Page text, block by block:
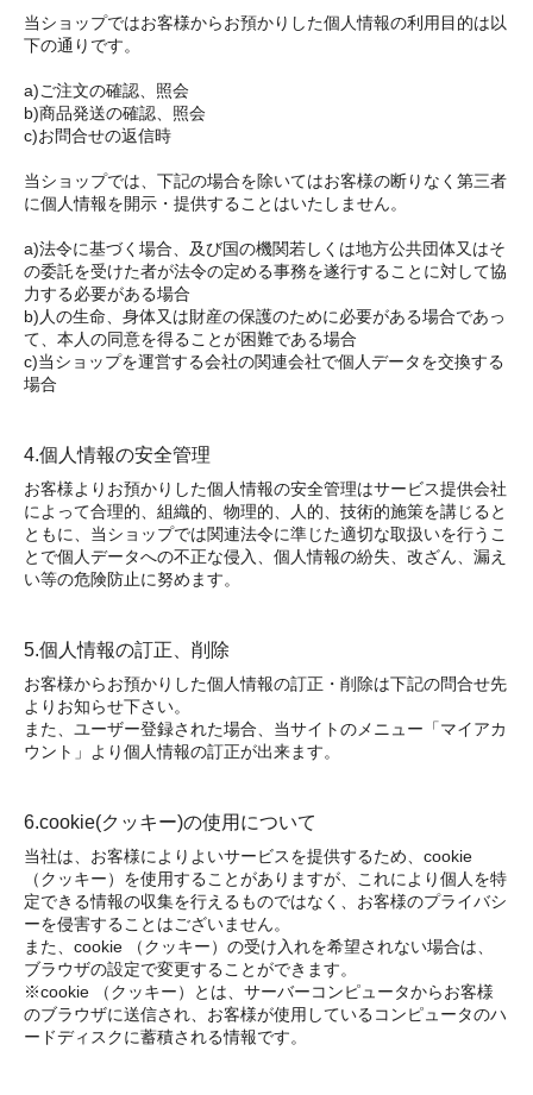
当ショップではお客様からお預かりした個人情報の利用目的は以
下の通りです。
a)ご注文の確認、照会
b)商品発送の確認、照会
c)お問合せの返信時
当ショップでは、下記の場合を除いてはお客様の断りなく第三者
に個人情報を開示・提供することはいたしません。
a)法令に基づく場合、及び国の機関若しくは地方公共団体又はそ
の委託を受けた者が法令の定める事務を遂行することに対して協
力する必要がある場合
b)人の生命、身体又は財産の保護のために必要がある場合であっ
て、本人の同意を得ることが困難である場合
c)当ショップを運営する会社の関連会社で個人データを交換する
場合
4.個人情報の安全管理
お客様よりお預かりした個人情報の安全管理はサービス提供会社
によって合理的、組織的、物理的、人的、技術的施策を講じると
ともに、当ショップでは関連法令に準じた適切な取扱いを行うこ
とで個人データへの不正な侵入、個人情報の紛失、改ざん、漏え
い等の危険防止に努めます。
5.個人情報の訂正、削除
お客様からお預かりした個人情報の訂正・削除は下記の問合せ先
よりお知らせ下さい。
また、ユーザー登録された場合、当サイトのメニュー「マイアカ
ウント」より個人情報の訂正が出来ます。
6.cookie(クッキー)の使用について
当社は、お客様によりよいサービスを提供するため、cookie
（クッキー）を使用することがありますが、これにより個人を特
定できる情報の収集を行えるものではなく、お客様のプライバシ
ーを侵害することはございません。
また、cookie （クッキー）の受け入れを希望されない場合は、
ブラウザの設定で変更することができます。
※cookie （クッキー）とは、サーバーコンピュータからお客様
のブラウザに送信され、お客様が使用しているコンピュータのハ
ードディスクに蓄積される情報です。